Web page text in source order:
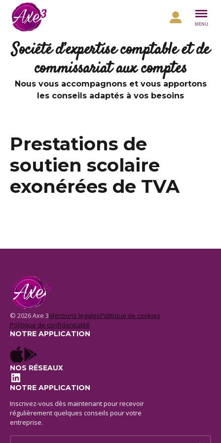
Aller au contenu
MENU
Société d’expertise comptable et de
commissariat aux comptes
Nous vous accompagnons et vous apportons
les conseils adaptés à vos besoins
Prestations de
soutien scolaire
exonérées de TVA
© 2026 Axe 3Mentions legalesPolitique de cookies
Politique de confidentialité
NOTRE APPLICATION
NOS RÉSEAUX
LinkedIn
NOTRE APPLICATION
Inscrivez-vous dès maintenant pour recevoir
régulièrement quelques conseils pour votre
entreprise.